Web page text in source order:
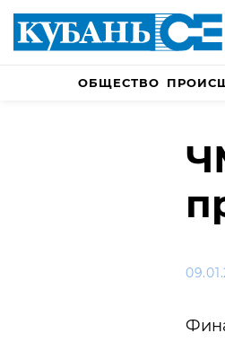
ОБЩЕСТВО